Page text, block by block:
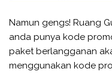
Namun gengs! Ruang
anda punya kode
paket berlangganan
menggunakan kode